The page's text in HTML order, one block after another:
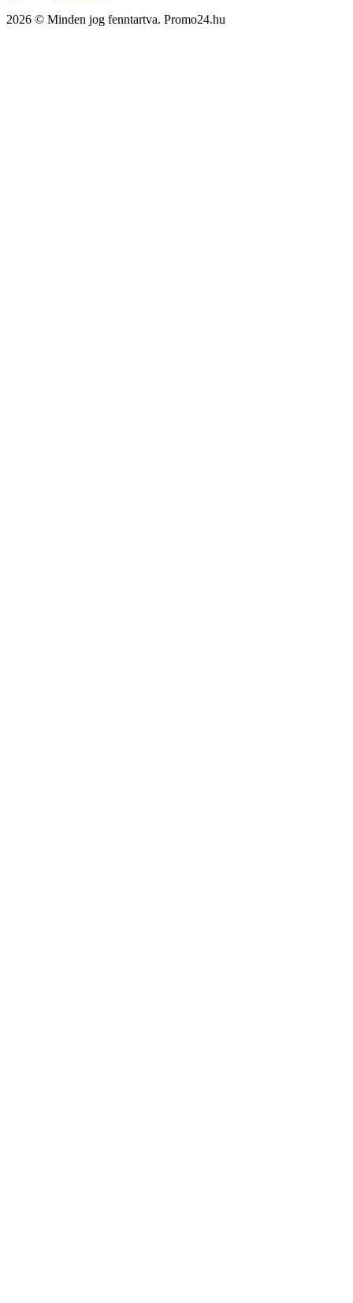
2026 © Minden jog fenntartva. Promo24.hu